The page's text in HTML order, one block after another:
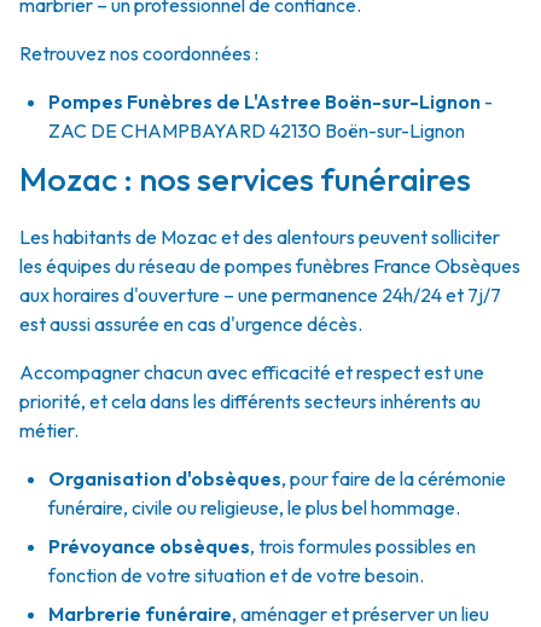
marbrier – un professionnel de confiance.
Retrouvez nos coordonnées :
Pompes Funèbres de L'Astree Boën-sur-Lignon -
ZAC DE CHAMPBAYARD42130 Boën-sur-Lignon
Mozac : nos services funéraires
Les habitants de Mozac et des alentours peuvent solliciter
les équipes du réseau de pompes funèbres France Obsèques
aux horaires d'ouverture – une permanence 24h/24 et 7j/7
est aussi assurée en cas d'urgence décès.
Accompagner chacun avec efficacité et respect est une
priorité, et cela dans les différents secteurs inhérents au
métier.
Organisation d'obsèques, pour faire de la cérémonie
funéraire, civile ou religieuse, le plus bel hommage.
Prévoyance obsèques, trois formules possibles en
fonction de votre situation et de votre besoin.
Marbrerie funéraire, aménager et préserver un lieu